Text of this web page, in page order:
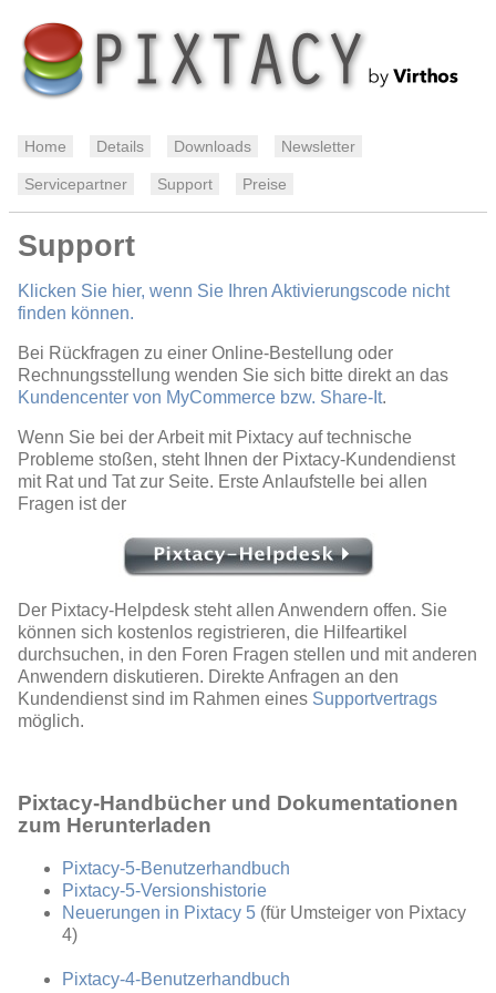
Home Details Downloads Newsletter
Servicepartner Support Preise
Support
Klicken Sie hier, wenn Sie Ihren Aktivierungscode nicht
finden können.
Bei Rückfragen zu einer Online-Bestellung oder
Rechnungsstellung wenden Sie sich bitte direkt an das
Kundencenter von MyCommerce bzw. Share-It.
Wenn Sie bei der Arbeit mit Pixtacy auf technische
Probleme stoßen, steht Ihnen der Pixtacy-Kundendienst
mit Rat und Tat zur Seite. Erste Anlaufstelle bei allen
Fragen ist der
Der Pixtacy-Helpdesk steht allen Anwendern offen. Sie
können sich kostenlos registrieren, die Hilfeartikel
durchsuchen, in den Foren Fragen stellen und mit anderen
Anwendern diskutieren. Direkte Anfragen an den
Kundendienst sind im Rahmen eines Supportvertrags
möglich.
Pixtacy-Handbücher und Dokumentationen
zum Herunterladen
Pixtacy-5-Benutzerhandbuch
Pixtacy-5-Versionshistorie
Neuerungen in Pixtacy 5 (für Umsteiger von Pixtacy
4)
Pixtacy-4-Benutzerhandbuch